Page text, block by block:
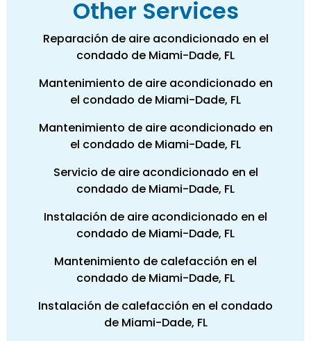
Other Services
Reparación de aire acondicionado en el
condado de Miami-Dade, FL
Mantenimiento de aire acondicionado en
el condado de Miami-Dade, FL
Mantenimiento de aire acondicionado en
el condado de Miami-Dade, FL
Servicio de aire acondicionado en el
condado de Miami-Dade, FL
Instalación de aire acondicionado en el
condado de Miami-Dade, FL
Mantenimiento de calefacción en el
condado de Miami-Dade, FL
Instalación de calefacción en el condado
de Miami-Dade, FL